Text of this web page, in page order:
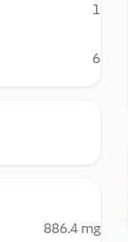
1
6
886.4 mg